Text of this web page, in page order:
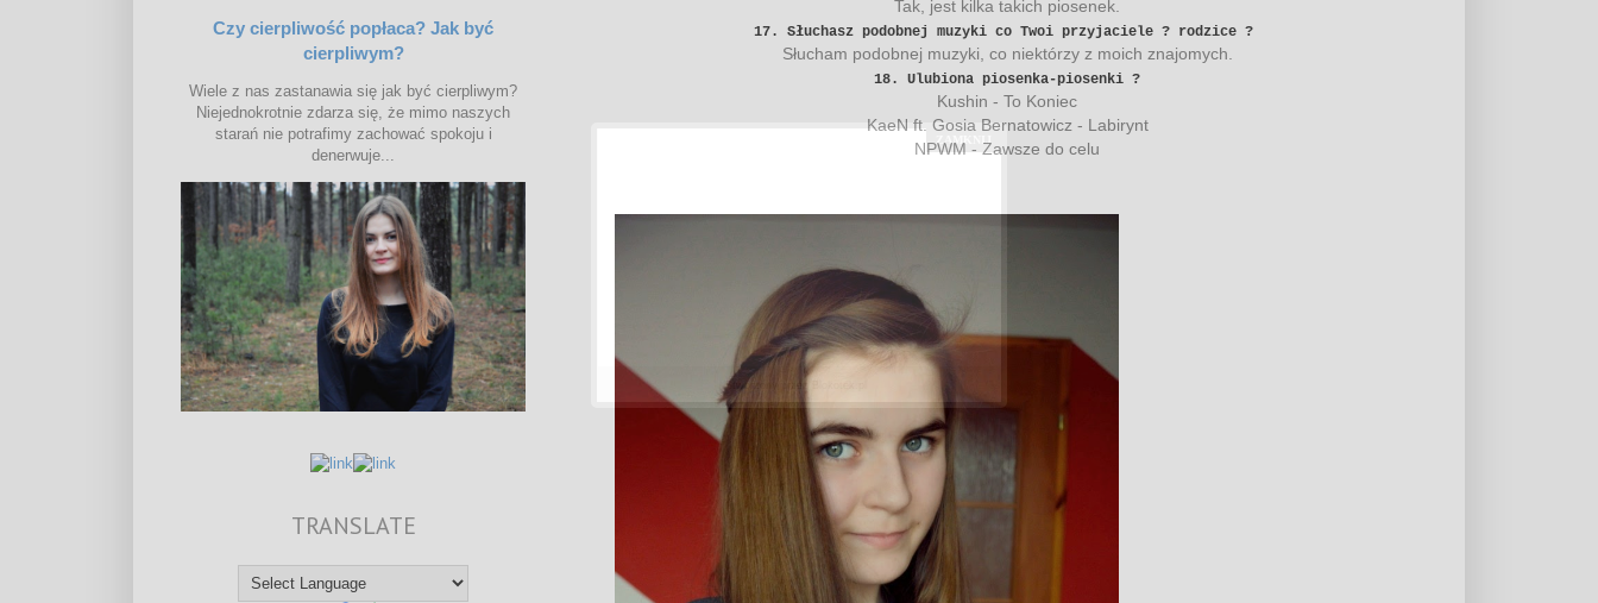
Tak, jest kilka takich piosenek.
17. Słuchasz podobnej muzyki co Twoi przyjaciele ? rodzice ?
Słucham podobnej muzyki, co niektórzy z moich znajomych.
18. Ulubiona piosenka-piosenki ?
Kushin - To Koniec
KaeN ft. Gosia Bernatowicz - Labirynt
NPWM - Zawsze do celu
Czy cierpliwość popłaca? Jak być
cierpliwym?
Wiele z nas zastanawia się jak być cierpliwym?
Niejednokrotnie zdarza się, że mimo naszych
starań nie potrafimy zachować spokoju i
denerwuje...
TRANSLATE
Stworzony przez